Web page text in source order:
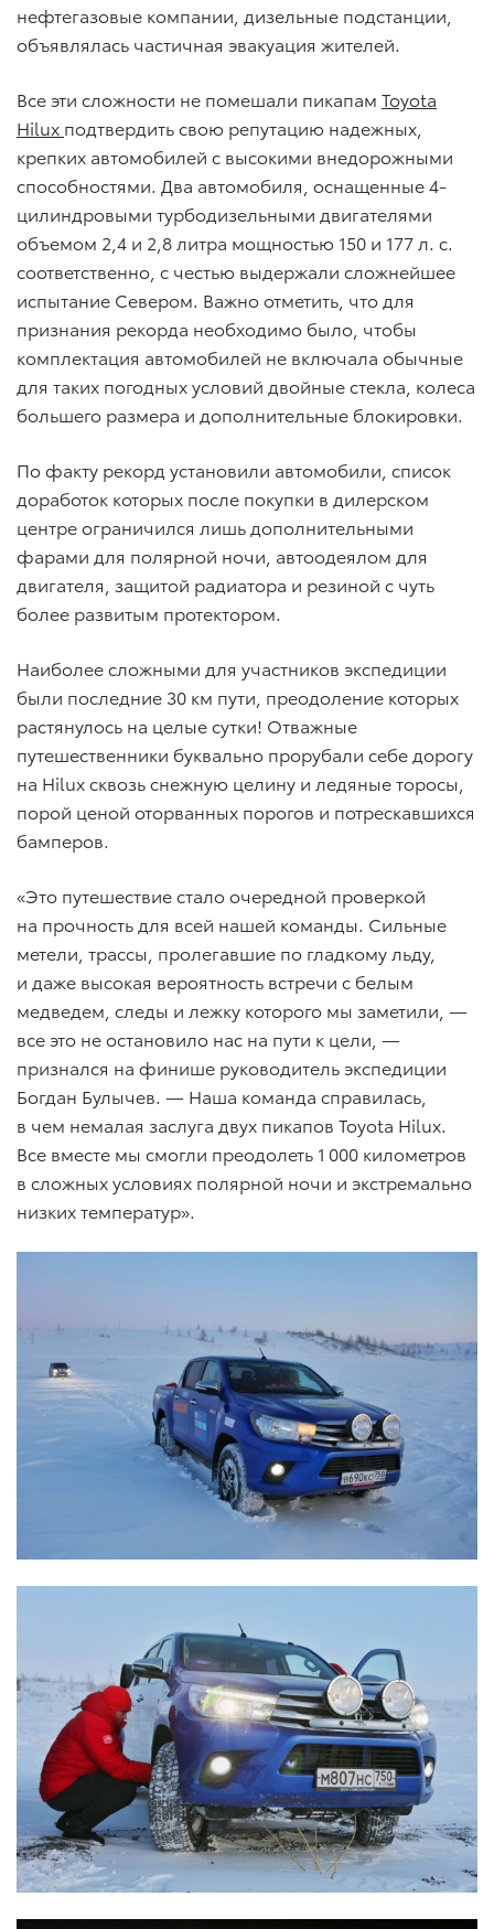
нефтегазовые компании, дизельные подстанции,
объявлялась частичная эвакуация жителей.
Все эти сложности не помешали пикапам Toyota
Hilux подтвердить свою репутацию надежных,
крепких автомобилей с высокими внедорожными
способностями. Два автомобиля, оснащенные 4-
цилиндровыми турбодизельными двигателями
объемом 2,4 и 2,8 литра мощностью 150 и 177 л. с.
соответственно, с честью выдержали сложнейшее
испытание Севером. Важно отметить, что для
признания рекорда необходимо было, чтобы
комплектация автомобилей не включала обычные
для таких погодных условий двойные стекла, колеса
большего размера и дополнительные блокировки.
По факту рекорд установили автомобили, список
доработок которых после покупки в дилерском
центре ограничился лишь дополнительными
фарами для полярной ночи, автоодеялом для
двигателя, защитой радиатора и резиной с чуть
более развитым протектором.
Наиболее сложными для участников экспедиции
были последние 30 км пути, преодоление которых
растянулось на целые сутки! Отважные
путешественники буквально прорубали себе дорогу
на Hilux сквозь снежную целину и ледяные торосы,
порой ценой оторванных порогов и потрескавшихся
бамперов.
«Это путешествие стало очередной проверкой
на прочность для всей нашей команды. Сильные
метели, трассы, пролегавшие по гладкому льду,
и даже высокая вероятность встречи с белым
медведем, следы и лежку которого мы заметили, —
все это не остановило нас на пути к цели, —
признался на финише руководитель экспедиции
Богдан Булычев. — Наша команда справилась,
в чем немалая заслуга двух пикапов Toyota Hilux.
Все вместе мы смогли преодолеть 1 000 километров
в сложных условиях полярной ночи и экстремально
низких температур».